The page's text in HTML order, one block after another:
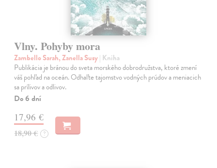
Vlny. Pohyby mora
Zambello Sarah, Zanella Susy| Kniha
Publikácia je bránou do sveta morského dobrodružstva, ktoré zmení
váš pohľad na oceán. Odhaľte tajomstvo vodných prúdov a meniacich
sa prílivov a odlivov.
Do 6 dní
17,96 €
18,90 € ?